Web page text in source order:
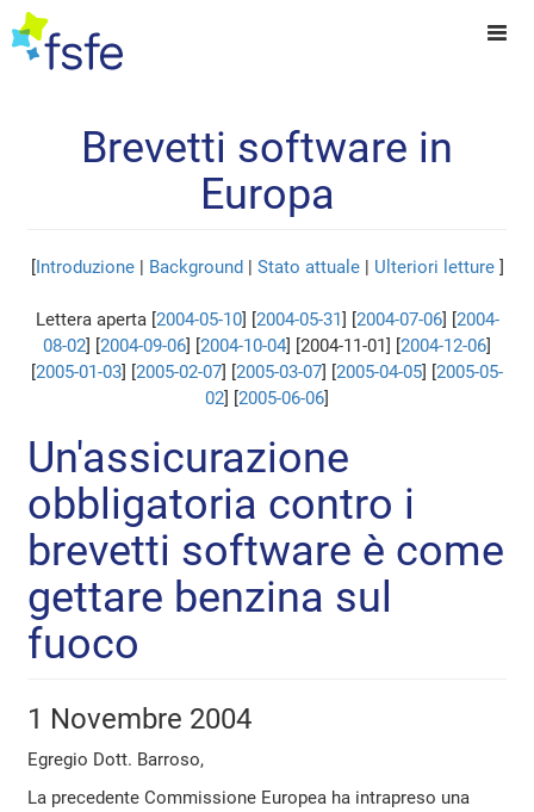
Brevetti software in
Europa
Introduzione| Background Stato attuale| Ulteriori letture]
Lettera aperta [ 2004-05-10] [ 2004-05-31 2004-07-06] [ 2004-
08-02
2004-09-06 2004-10-04 ] [2004-11-01] [ 2004-12-06
2005-01-03 2005-02-07 2005-03-07 2005-04-05
2005-05-
02
2005-06-06
Un'assicurazione
obbligatoria contro i
brevetti software è come
gettare benzina sul
fuoco
1 Novembre 2004
Egregio Dott. Barroso,
La precedente Commissione Europea ha intrapreso una